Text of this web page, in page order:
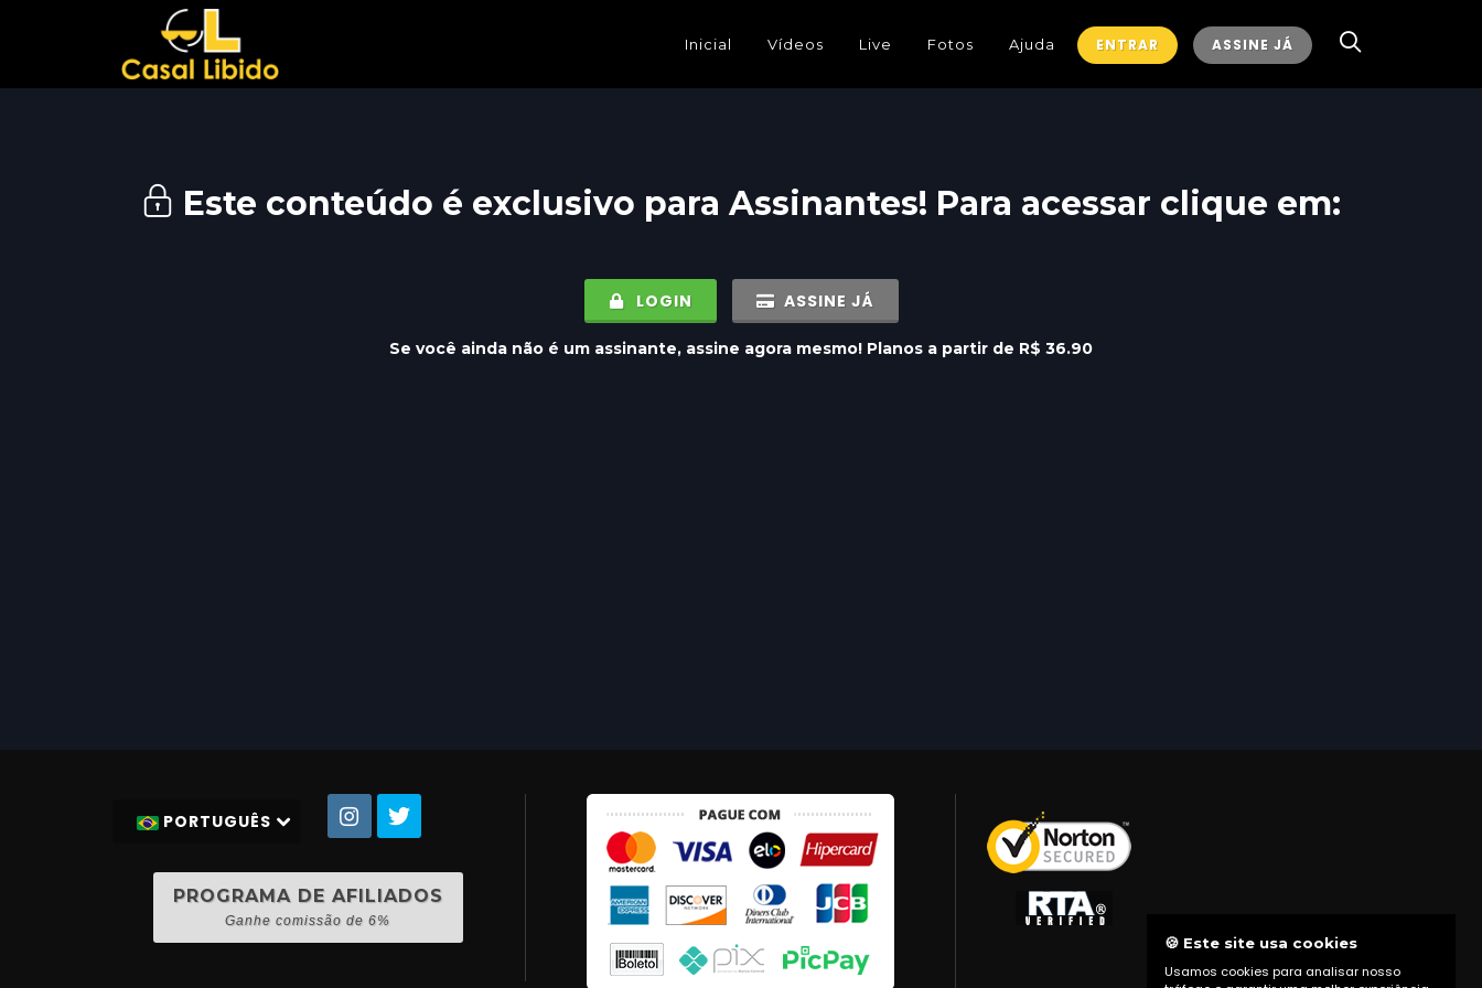
Inicial Vídeos Live Fotos Ajuda ENTRAR ASSINE JÁ
Este conteúdo é exclusivo para Assinantes! Para acessar clique em:
LOGIN ASSINE JÁ
Se você ainda não é um assinante, assine agora mesmo! Planos a partir de R$ 36.90
PORTUGUÊS
PROGRAMA DE AFILIADOS
Ganhe comissão de 6%
🍪 Este site usa cookies
Usamos cookies para analisar nosso